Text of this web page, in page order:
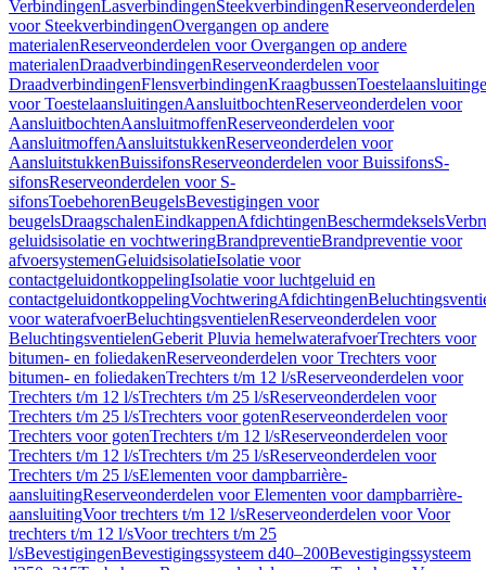
VerbindingenLasverbindingenSteekverbindingenReserveonderdelen
voor SteekverbindingenOvergangen op andere
materialenReserveonderdelen voor Overgangen op andere
materialenDraadverbindingenReserveonderdelen voor
DraadverbindingenFlensverbindingenKraagbussen
voor ToestelaansluitingenAansluitbochtenReserveonderdelen voor
AansluitbochtenAansluitmoffenReserveonderdelen voor
AansluitmoffenAansluitstukkenReserveonderdelen voor
AansluitstukkenBuissifonsReserveonderdelen voor BuissifonsS-
sifonsReserveonderdelen voor S-
sifonsToebehorenBeugelsBevestigingen voor
beugelsDraagschalenEindkappenAfdichtingenBeschermdeksels
geluidsisolatie en vochtweringBrandpreventieBrandpreventie voor
afvoersystemenGeluidsisolatieIsolatie voor
contactgeluidontkoppelingIsolatie voor luchtgeluid en
contactgeluidontkoppelingVochtweringAfdichtingen
voor waterafvoerBeluchtingsventielenReserveonderdelen voor
BeluchtingsventielenGeberit Pluvia hemelwaterafvoerTrechters voor
bitumen- en foliedakenReserveonderdelen voor Trechters voor
bitumen- en foliedakenTrechters t/m 12 l/sReserveonderdelen voor
Trechters t/m 12 l/sTrechters t/m 25 l/sReserveonderdelen voor
Trechters t/m 25 l/sTrechters voor gotenReserveonderdelen voor
Trechters voor gotenTrechters t/m 12 l/sReserveonderdelen voor
Trechters t/m 12 l/sTrechters t/m 25 l/sReserveonderdelen voor
Trechters t/m 25 l/sElementen voor dampbarrière-
aansluitingReserveonderdelen voor Elementen voor dampbarrière-
aansluitingVoor trechters t/m 12 l/sReserveonderdelen voor Voor
trechters t/m 12 l/sVoor trechters t/m 25
l/sBevestigingenBevestigingssysteem d40–200Bevestigingssysteem